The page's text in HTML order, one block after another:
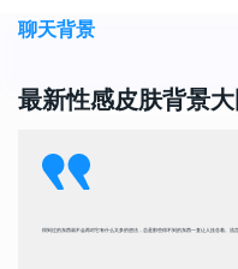
聊天背景
最新性感皮肤背景
得到过的东西就不会再对它有什么太多的想法，总是那些得不到的东西一直让人挂念着。流